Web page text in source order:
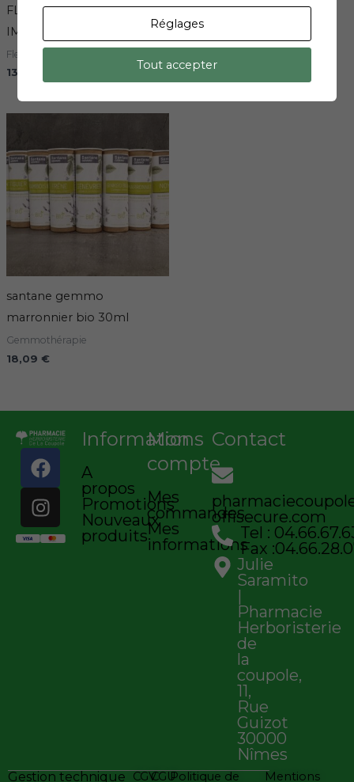
FLEUR DE BACH
IMPATIENS
Fleurs de bach
13,90
santane gemmo pin
sylvestre bio 30ml
20,50
santane gemmo
marronnier bio 30ml
Gemmothérapie
18,09 €
F
a
c
e
b
I
n
s
t
a
Informations
A
propos
Promotions
Nouveaux
produits
Mon
compte
Mes
commandes
Mes
informations
Contact
offisecure.com
Tel :
Fax
Julie
Saramito
|
Pharmacie
Herboristerie
de
la
coupole,
11,
Rue
Guizot
30000
Nîmes
Gestion technique Mentions
Politique de
CGU
CGV
Réglages
Tout accepter